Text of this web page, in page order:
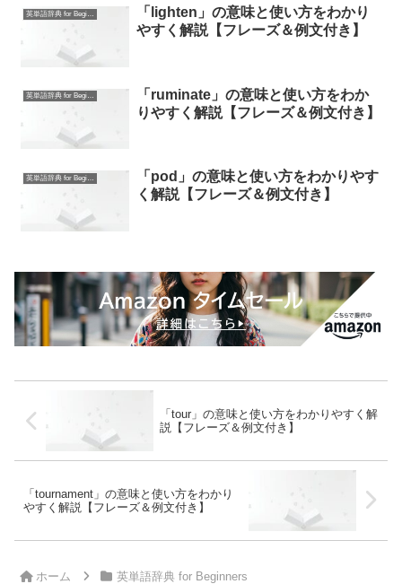
英単語辞典 for Beginners
「lighten」の意味と使い方をわかり
やすく解説【フレーズ＆例文付き】
英単語辞典 for Beginners
「ruminate」の意味と使い方をわか
りやすく解説【フレーズ＆例文付き】
英単語辞典 for Beginners
「pod」の意味と使い方をわかりやす
く解説【フレーズ＆例文付き】
「tour」の意味と使い方をわかりやすく解
説【フレーズ＆例文付き】
「tournament」の意味と使い方をわかり
やすく解説【フレーズ＆例文付き】
ホーム 英単語辞典 for Beginners